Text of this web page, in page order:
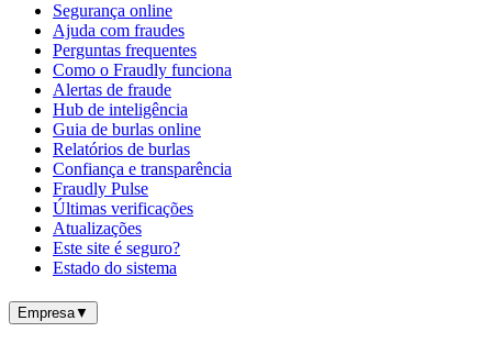
Segurança online
Ajuda com fraudes
Perguntas frequentes
Como o Fraudly funciona
Alertas de fraude
Hub de inteligência
Guia de burlas online
Relatórios de burlas
Confiança e transparência
Fraudly Pulse
Últimas verificações
Atualizações
Este site é seguro?
Estado do sistema
Empresa▼